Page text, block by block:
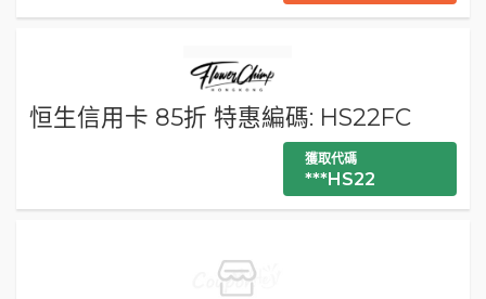
恒生信用卡 85折 特惠編碼: HS22FC
獲取代碼
***HS22